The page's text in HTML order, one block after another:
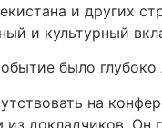
и других
и культурный
было
на
докладчиков. Он